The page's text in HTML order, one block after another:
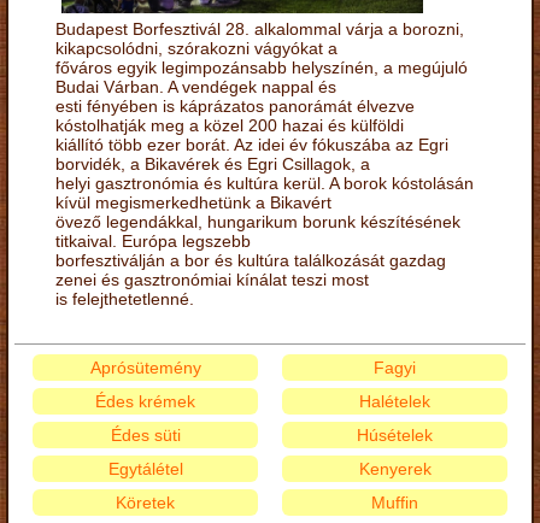
Budapest Borfesztivál 28. alkalommal várja a borozni,
kikapcsolódni, szórakozni vágyókat a
főváros egyik legimpozánsabb helyszínén, a megújuló
Budai Várban. A vendégek nappal és
esti fényében is káprázatos panorámát élvezve
kóstolhatják meg a közel 200 hazai és külföldi
kiállító több ezer borát. Az idei év fókuszába az Egri
borvidék, a Bikavérek és Egri Csillagok, a
helyi gasztronómia és kultúra kerül. A borok kóstolásán
kívül megismerkedhetünk a Bikavért
övező legendákkal, hungarikum borunk készítésének
titkaival. Európa legszebb
borfesztiválján a bor és kultúra találkozását gazdag
zenei és gasztronómiai kínálat teszi most
is felejthetetlenné.
Aprósütemény
Édes krémek
Édes süti
Egytálétel
Fagyi
Halételek
Húsételek
Kenyerek
Köretek
Muffin